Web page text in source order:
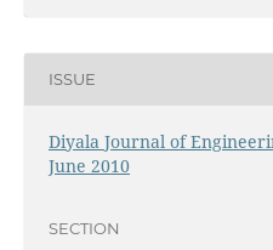
ISSUE
Diyala Journal of
June 2010
SECTION